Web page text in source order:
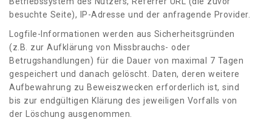
besuchte Seite), IP-Adresse und der anfragende Provider.
Logfile-Informationen werden aus Sicherheitsgründen
(z.B. zur Aufklärung von Missbrauchs- oder
Betrugshandlungen) für die Dauer von maximal 7 Tagen
gespeichert und danach gelöscht. Daten, deren weitere
Aufbewahrung zu Beweiszwecken erforderlich ist, sind
bis zur endgültigen Klärung des jeweiligen Vorfalls von
der Löschung ausgenommen.